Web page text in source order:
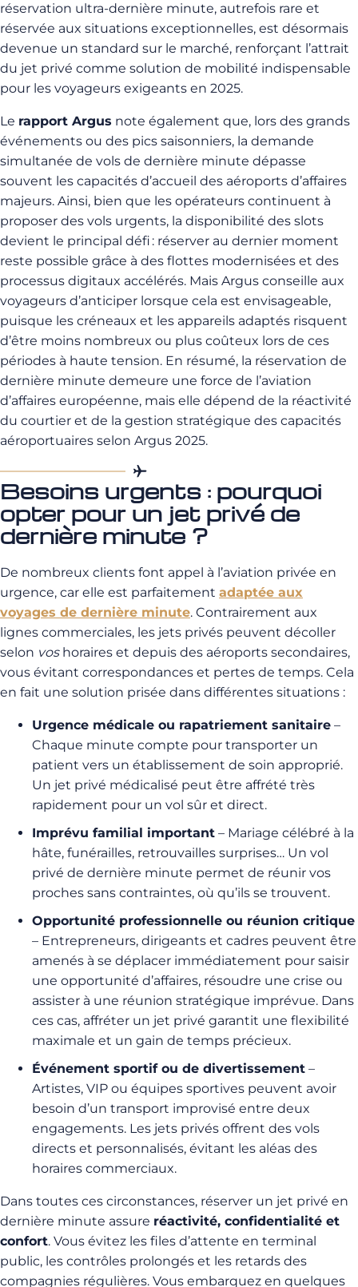
réservation ultra‑dernière minute, autrefois rare et
réservée aux situations exceptionnelles, est désormais
devenue un standard sur le marché, renforçant l’attrait
du jet privé comme solution de mobilité indispensable
pour les voyageurs exigeants en 2025.
Le rapport Argus note également que, lors des grands
événements ou des pics saisonniers, la demande
simultanée de vols de dernière minute dépasse
souvent les capacités d’accueil des aéroports d’affaires
majeurs. Ainsi, bien que les opérateurs continuent à
proposer des vols urgents, la disponibilité des slots
devient le principal défi : réserver au dernier moment
reste possible grâce à des flottes modernisées et des
processus digitaux accélérés. Mais Argus conseille aux
voyageurs d’anticiper lorsque cela est envisageable,
puisque les créneaux et les appareils adaptés risquent
d’être moins nombreux ou plus coûteux lors de ces
périodes à haute tension. En résumé, la réservation de
dernière minute demeure une force de l’aviation
d’affaires européenne, mais elle dépend de la réactivité
du courtier et de la gestion stratégique des capacités
aéroportuaires selon Argus 2025.
Besoins urgents : pourquoi
opter pour un jet privé de
dernière minute ?
De nombreux clients font appel à l’aviation privée en
urgence, car elle est parfaitement adaptée aux
voyages de dernière minute. Contrairement aux
lignes commerciales, les jets privés peuvent décoller
selon voshoraires et depuis des aéroports secondaires,
vous évitant correspondances et pertes de temps. Cela
en fait une solution prisée dans différentes situations :
Urgence médicale ou rapatriement sanitaire –
Chaque minute compte pour transporter un
patient vers un établissement de soin approprié.
Un jet privé médicalisé peut être affrété très
rapidement pour un vol sûr et direct.
Imprévu familial important – Mariage célébré à la
hâte, funérailles, retrouvailles surprises… Un vol
privé de dernière minute permet de réunir vos
proches sans contraintes, où qu’ils se trouvent.
Opportunité professionnelle ou réunion critique
– Entrepreneurs, dirigeants et cadres peuvent être
amenés à se déplacer immédiatement pour saisir
une opportunité d’affaires, résoudre une crise ou
assister à une réunion stratégique imprévue. Dans
ces cas, affréter un jet privé garantit une flexibilité
maximale et un gain de temps précieux.
Événement sportif ou de divertissement –
Artistes, VIP ou équipes sportives peuvent avoir
besoin d’un transport improvisé entre deux
engagements. Les jets privés offrent des vols
directs et personnalisés, évitant les aléas des
horaires commerciaux.
Dans toutes ces circonstances, réserver un jet privé en
dernière minute assure réactivité, confidentialité et
confort. Vous évitez les files d’attente en terminal
public, les contrôles prolongés et les retards des
compagnies régulières. Vous embarquez en quelques